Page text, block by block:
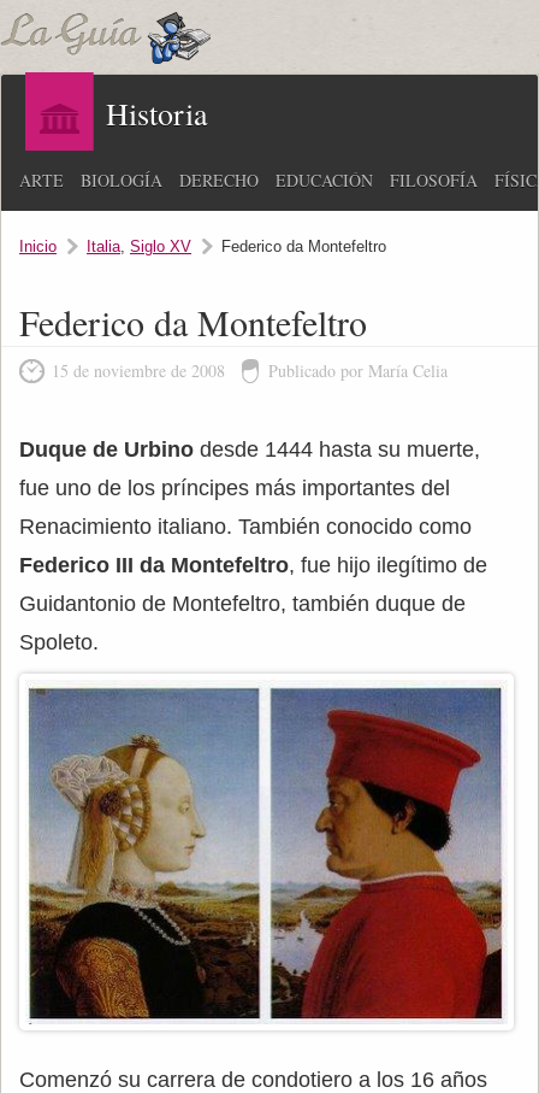
Historia
ARTE BIOLOGÍA DERECHO EDUCACIÓN FILOSOFÍA
Inicio Italia, Siglo XV Federico da Montefeltro
Federico da Montefeltro
15 de noviembre de 2008 Publicado por María Celia
Duque de Urbino desde 1444 hasta su muerte,
fue uno de los príncipes más importantes del
Renacimiento italiano. También conocido como
Federico III da Montefeltro, fue hijo ilegítimo de
Guidantonio de Montefeltro, también duque de
Spoleto.
Comenzó su carrera de condotiero a los 16 años